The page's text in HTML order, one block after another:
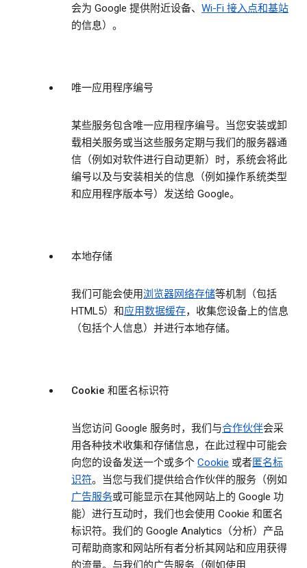
会为 Google 提供附近设备、 Wi-Fi 接入点和基站
的信息）。
唯一应用程序编号
某些服务包含唯一应用程序编号。当您安装或卸
载相关服务或当这些服务定期与我们的服务器通
信（例如对软件进行自动更新）时，系统会将此
编号以及与安装相关的信息（例如操作系统类型
和应用程序版本号）发送给 Google。
本地存储
我们可能会使用浏览器网络存储等机制（包括
HTML5）和应用数据缓存，收集您设备上的信息
（包括个人信息）并进行本地存储。
Cookie 和匿名标识符
当您访问 Google 服务时，我们与合作伙伴会采
用各种技术收集和存储信息，在此过程中可能会
向您的设备发送一个或多个 Cookie 或者匿名标
识符。当您与我们提供给合作伙伴的服务（例如
广告服务或可能显示在其他网站上的 Google 功
能）进行互动时，我们也会使用 Cookie 和匿名
标识符。我们的 Google Analytics（分析）产品
可帮助商家和网站所有者分析其网站和应用获得
的流量。与我们的广告服务（例如使用